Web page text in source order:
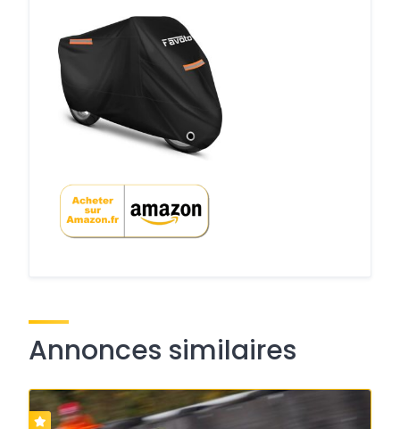
Annonces similaires